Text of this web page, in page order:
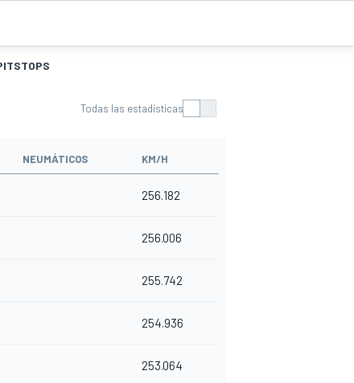
Todas las estadísticas
NEUMÁTICOS KM/H
256.182
256.006
255.742
254.936
253.064